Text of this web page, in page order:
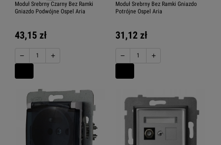
Moduł Srebrny Czarny Bez Ramki
Gniazdo Podwójne Ospel Aria
43,15 zł
− +
Moduł Srebrny Bez Ramki Gniazdo
Potrójne Ospel Aria
31,12 zł
− +